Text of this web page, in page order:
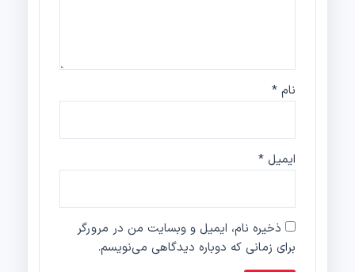
نام*
ایمیل*
ذخیره نام، ایمیل و وبسایت من در مرورگر
برای زمانی که دوباره دیدگاهی می‌نویسم.